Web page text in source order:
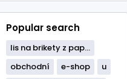
Popular search
lis na brikety z pap...
obchodní
e-shop
u